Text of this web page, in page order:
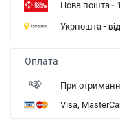
Нова пошта-
Укрпошта-
Оплата
При
Visa,